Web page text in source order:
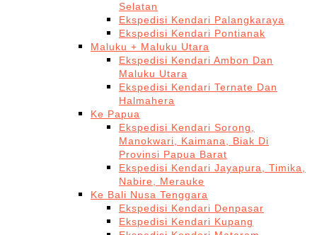
Selatan
Ekspedisi Kendari Palangkaraya
Ekspedisi Kendari Pontianak
Maluku + Maluku Utara
Ekspedisi Kendari Ambon Dan
Maluku Utara
Ekspedisi Kendari Ternate Dan
Halmahera
Ke Papua
Ekspedisi Kendari Sorong,
Manokwari, Kaimana, Biak Di
Provinsi Papua Barat
Ekspedisi Kendari Jayapura, Timika,
Nabire, Merauke
Ke Bali Nusa Tenggara
Ekspedisi Kendari Denpasar
Ekspedisi Kendari Kupang